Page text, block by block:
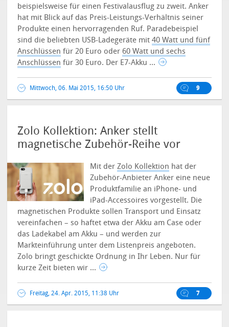
beispielsweise für einen Festivalausflug zu zweit.Anker
hat mit Blick auf das Preis-Leistungs-Verhältnis seiner
Produkte einen hervorragenden Ruf. Paradebeispiel
sind die beliebten USB-Ladegeräte mit40 Watt und fünf
Anschlüssen für 20 Euro oder60 Watt und sechs
Anschlüssen für 30 Euro. Der E7-Akku ...
Mittwoch, 06. Mai 2015, 16:50 Uhr 9
Zolo Kollektion: Anker stellt
magnetische Zubehör-Reihe vor
Mit derZolo Kollektion hat der
Zubehör-Anbieter Anker eine neue
Produktfamilie an iPhone- und
iPad-Accessoires vorgestellt. Die
magnetischen Produkte sollen Transport und Einsatz
vereinfachen – so haftet etwa der Akku am Case oder
das Ladekabel am Akku – und werden zur
Markteinführung unter dem Listenpreis angeboten.
Zolo bringt geschickte Ordnung in Ihr Leben. Nur für
kurze Zeit bieten wir ...
Freitag, 24. Apr. 2015, 11:38 Uhr 7